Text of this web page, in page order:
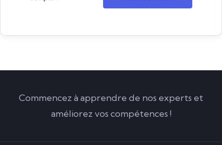
Commencez à apprendre de nos experts et
améliorez vos compétences !